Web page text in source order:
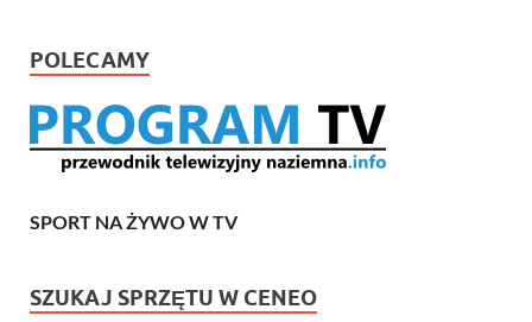
POLECAMY
SPORT NA ŻYWO W TV
SZUKAJ SPRZĘTU W CENEO